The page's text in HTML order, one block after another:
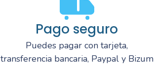
Pago seguro
Puedes pagar con tarjeta,
transferencia bancaria, Paypal y Bizum